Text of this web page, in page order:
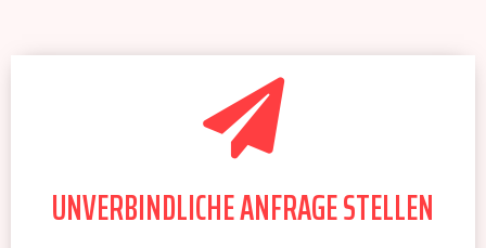
UNVERBINDLICHE ANFRAGE STELLEN